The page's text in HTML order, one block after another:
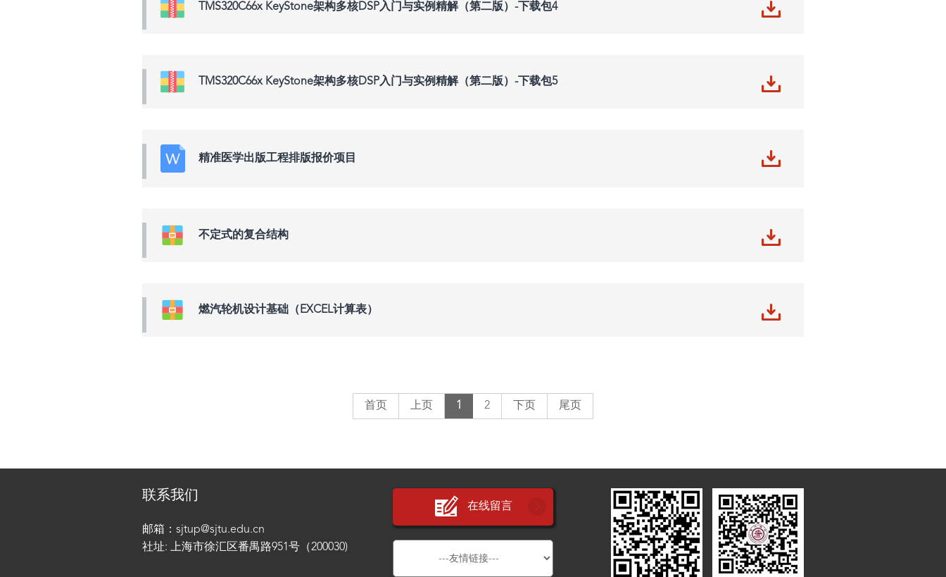
TMS320C66x KeyStone架构多核DSP入门与实例精解（第二版）-下载包4
TMS320C66x KeyStone架构多核DSP入门与实例精解（第二版）-下载包5
精准医学出版工程排版报价项目
不定式的复合结构
燃汽轮机设计基础（EXCEL计算表）
首页 上页 1 2 下页 尾页
联系我们
邮箱：sjtup@sjtu.edu.cn
社址: 上海市徐汇区番禺路951号（200030)
在线留言